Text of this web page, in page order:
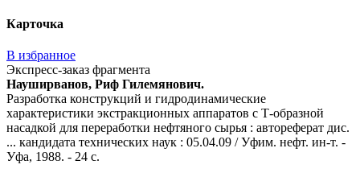
Карточка
В избранное
Экспресс-заказ фрагмента
Науширванов, Риф Гилемянович.
Разработка конструкций и гидродинамические
характеристики экстракционных аппаратов с Т-образной
насадкой для переработки нефтяного сырья : автореферат дис.
... кандидата технических наук : 05.04.09 / Уфим. нефт. ин-т. -
Уфа, 1988. - 24 с.